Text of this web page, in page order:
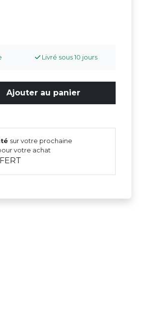
Livré sous 10 jours
Ajouter au panier
sur votre prochaine
votre achat